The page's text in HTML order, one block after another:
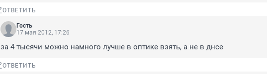
ОТВЕТИТЬ
Гость
17 мая 2012, 17:26
за 4 тысячи можно намного лучше в оптике взять, а не в днсе
ОТВЕТИТЬ